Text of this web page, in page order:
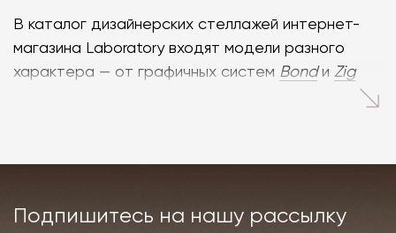
В каталог дизайнерских стеллажей интернет-
магазина Laboratory входят модели разного
характера — от графичных систем Bondи Zig
напольные ящики для хранения канцелярских
книг сложной формы, помогающие создать
Подпишитесь на нашу рассылку